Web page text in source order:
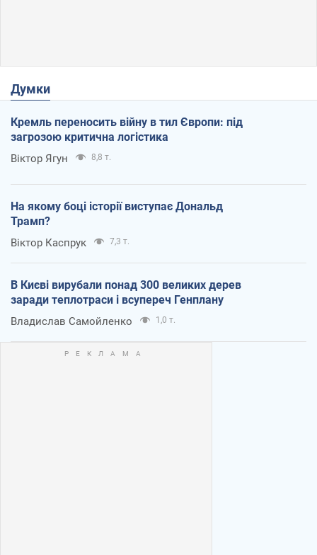
Думки
Кремль переносить війну в тил Європи: під
загрозою критична логістика
Віктор Ягун 8,8 т.
На якому боці історії виступає Дональд
Трамп?
Віктор Каспрук 7,3 т.
В Києві вирубали понад 300 великих дерев
заради теплотраси і всупереч Генплану
Владислав Самойленко 1,0 т.